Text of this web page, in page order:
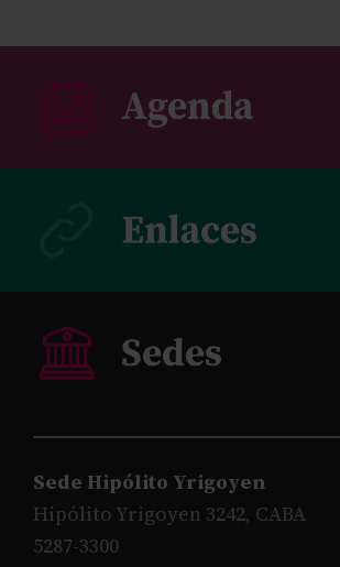
Sede Hipólito Yrigoyen
Hipólito Yrigoyen 3242, CABA
5287-3300